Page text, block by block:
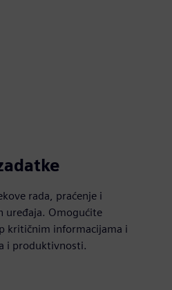
rada, praćenje i
uređaja. Omogućite
kritičnim informacijama i
i produktivnosti.